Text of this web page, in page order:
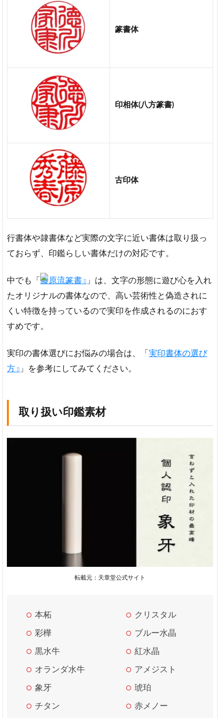
りな
のに
納期
は早
メ
ー
ル
で
の
印
プ
レ
ビ
ュ
ー
が
不
タ
リ
け
ら
な
ー
の
が
篆書体
印相体(八方篆書)
古印体
行書体や隷書体など実際の文字に近い書体は取り扱っ
ておらず、印鑑らしい書体だけの対応です。
中でも「 藤原流篆書
」は、文字の形態に遊び心を入れ
たオリジナルの書体なので、高い芸術性と偽造されに
くい特徴を持っているので実印を作成されるのにおす
すめです。
実印の書体選びにお悩みの場合は、「 実印書体の選び
方
」を参考にしてみてください。
取り扱い印鑑素材
転載元：天章堂公式サイト
本柘
彩樺
黒水牛
オランダ水牛
象牙
チタン
クリスタル
ブルー水晶
紅水晶
アメジスト
琥珀
赤メノー